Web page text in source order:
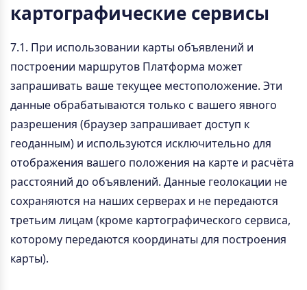
картографические сервисы
7.1. При использовании карты объявлений и
построении маршрутов Платформа может
запрашивать ваше текущее местоположение. Эти
данные обрабатываются только с вашего явного
разрешения (браузер запрашивает доступ к
геоданным) и используются исключительно для
отображения вашего положения на карте и расчёта
расстояний до объявлений. Данные геолокации не
сохраняются на наших серверах и не передаются
третьим лицам (кроме картографического сервиса,
которому передаются координаты для построения
карты).